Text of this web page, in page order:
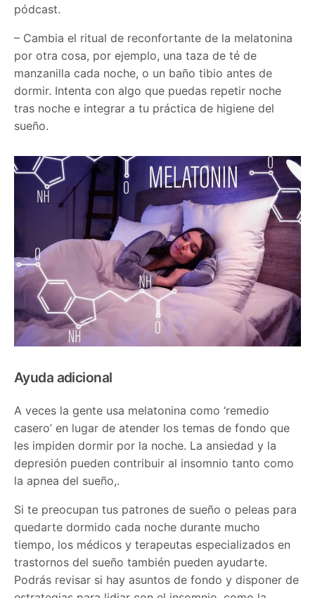
pódcast.
– Cambia el ritual de reconfortante de la melatonina
por otra cosa, por ejemplo, una taza de té de
manzanilla cada noche, o un baño tibio antes de
dormir. Intenta con algo que puedas repetir noche
tras noche e integrar a tu práctica de higiene del
sueño.
Ayuda adicional
A veces la gente usa melatonina como ‘remedio
casero’ en lugar de atender los temas de fondo que
les impiden dormir por la noche. La ansiedad y la
depresión pueden contribuir al insomnio tanto como
la apnea del sueño,.
Si te preocupan tus patrones de sueño o peleas para
quedarte dormido cada noche durante mucho
tiempo, los médicos y terapeutas especializados en
trastornos del sueño también pueden ayudarte.
Podrás revisar si hay asuntos de fondo y disponer de